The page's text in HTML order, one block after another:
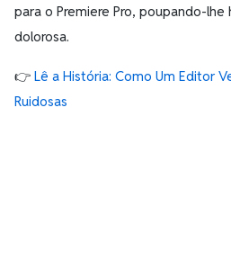
para o Premiere Pro, poupando-
dolorosa.
👉 Lê a História: Como Um Editor
Ruidosas